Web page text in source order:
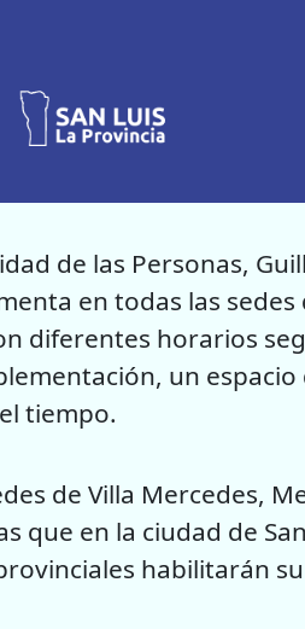
de las Personas,
en todas las sedes
diferentes horarios
un
tiempo.
de Villa Mercedes,
que en la ciudad de
habilitarán